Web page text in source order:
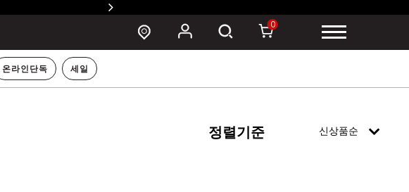
0
온라인단독 세일
정렬기준 신상품순